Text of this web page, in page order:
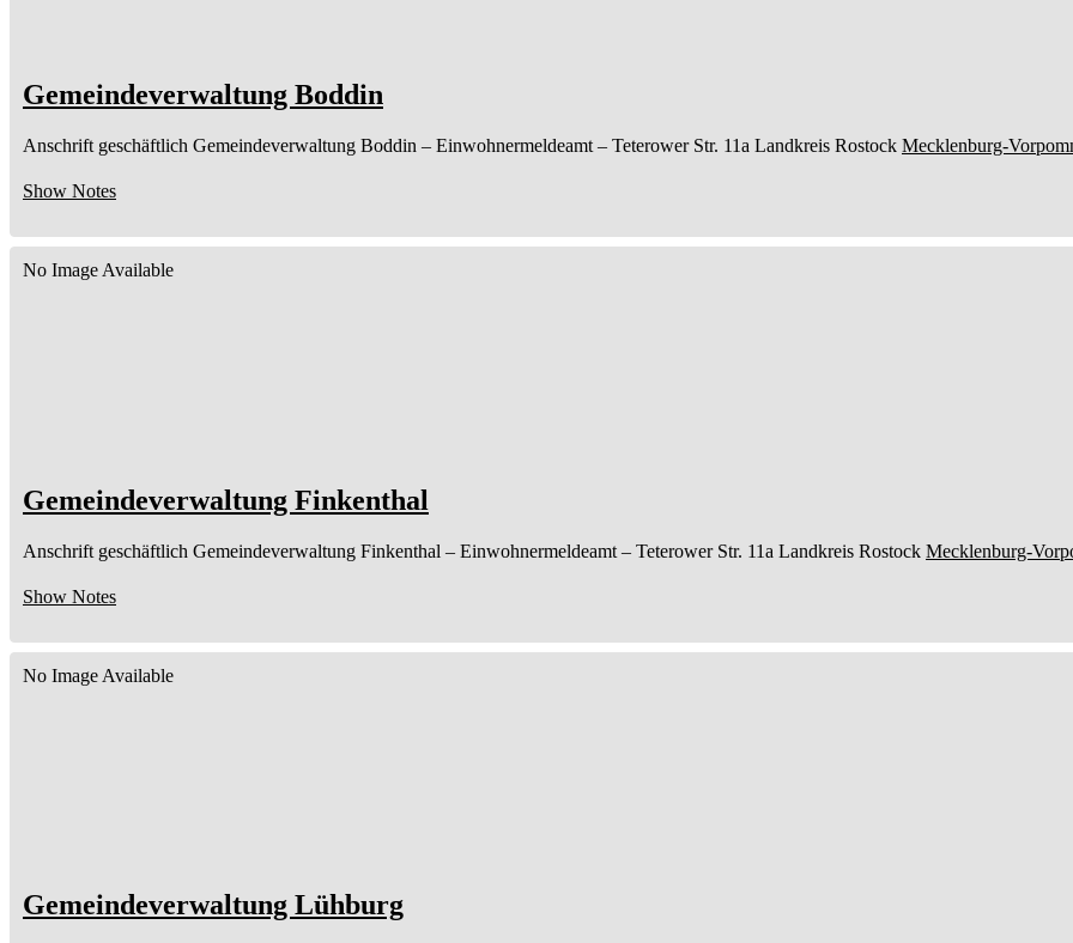
Gemeindeverwaltung Boddin
Anschrift geschäftlich Gemeindeverwaltung Boddin – Einwohnermeldeamt – Teterower Str. 11a Landkreis Rostock Mecklenburg-
Show Notes
No Image Available
Gemeindeverwaltung Finkenthal
Anschrift geschäftlich Gemeindeverwaltung Finkenthal – Einwohnermeldeamt – Teterower Str. 11a Landkreis Rostock Mecklenburg-
Show Notes
No Image Available
Gemeindeverwaltung Lühburg